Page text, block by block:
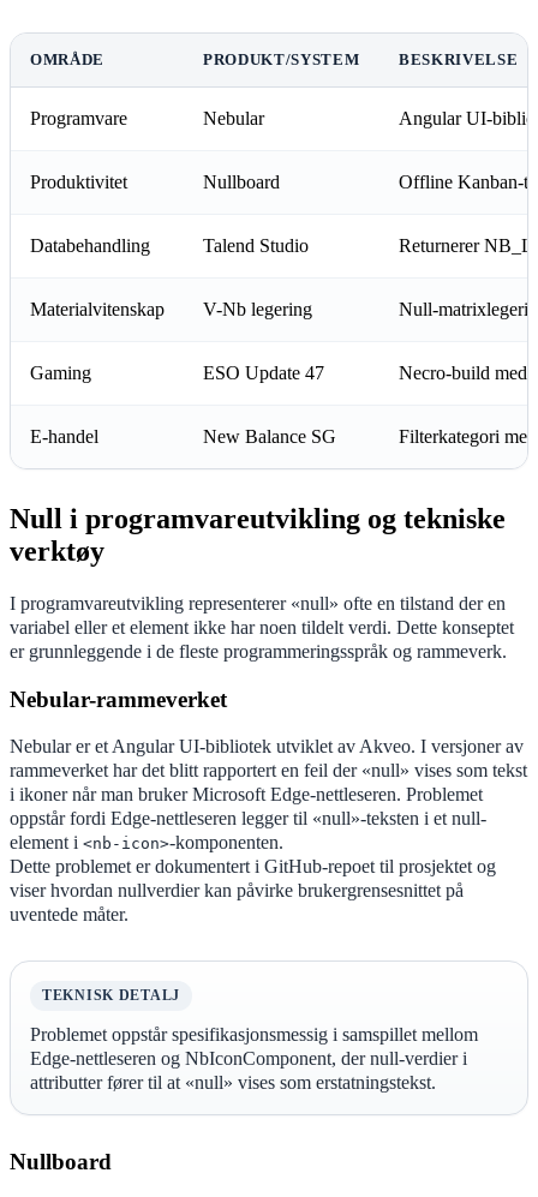
OMRÅDE PRODUKT/SYSTEM BESKRIVELSE
Programvare Nebular Angular UI-
Produktivitet Nullboard Offline Kanban-
Databehandling Talend Studio Returnerer
Materialvitenskap V-Nb legering Null-
Gaming ESO Update 47 Necro-build med
E-handel New Balance SG Filterkategori
Null i programvareutvikling og tekniske
verktøy
I programvareutvikling representerer «null» ofte en tilstand der en
variabel eller et element ikke har noen tildelt verdi. Dette konseptet
er grunnleggende i de fleste programmeringsspråk og rammeverk.
Nebular-rammeverket
Nebular er et Angular UI-bibliotek utviklet av Akveo. I versjoner av
rammeverket har det blitt rapportert en feil der «null» vises som tekst
i ikoner når man bruker Microsoft Edge-nettleseren. Problemet
oppstår fordi Edge-nettleseren legger til «null»-teksten i et null-
element i <nb-icon>-komponenten.
Dette problemet er dokumentert i GitHub-repoet til prosjektet og
viser hvordan nullverdier kan påvirke brukergrensesnittet på
uventede måter.
TEKNISK DETALJ
Problemet oppstår spesifikasjonsmessig i samspillet mellom
Edge-nettleseren og NbIconComponent, der null-verdier i
attributter fører til at «null» vises som erstatningstekst.
Nullboard